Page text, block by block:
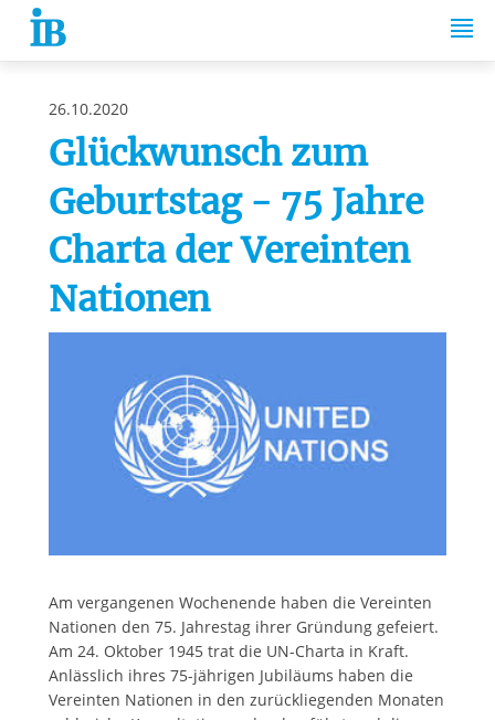
Springe zum Inhalt
26.10.2020
Glückwunsch zum
Geburtstag - 75 Jahre
Charta der Vereinten
Nationen
Am vergangenen Wochenende haben die Vereinten
Nationen den 75. Jahrestag ihrer Gründung gefeiert.
Am 24. Oktober 1945 trat die UN-Charta in Kraft.
Anlässlich ihres 75-jährigen Jubiläums haben die
Vereinten Nationen in den zurückliegenden Monaten